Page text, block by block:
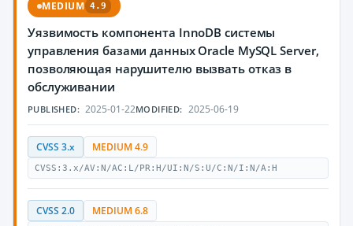
MEDIUM 4.9
Уязвимость компонента InnoDB системы
управления базами данных Oracle MySQL Server,
позволяющая нарушителю вызвать отказ в
обслуживании
PUBLISHED: 2025-01-22MODIFIED: 2025-06-19
CVSS 3.x MEDIUM 4.9
CVSS:3.x/AV:N/AC:L/PR:H/UI:N/S:U/C:N/I:N/A:H
CVSS 2.0 MEDIUM 6.8